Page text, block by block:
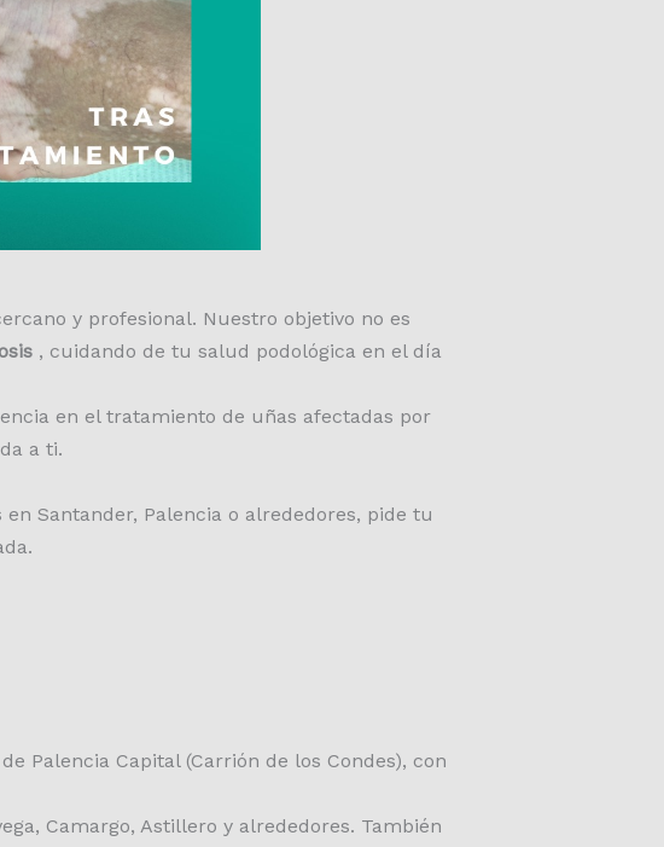
y profesional. Nuestro objetivo no es
, cuidando de tu salud podológica en el día
en el tratamiento de uñas afectadas por
a ti.
Santander, Palencia o alrededores, pide tu
Palencia Capital (Carrión de los Condes), con
Camargo, Astillero y alrededores. También